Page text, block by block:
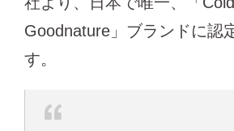
Goodnature」ブランドに認
す。